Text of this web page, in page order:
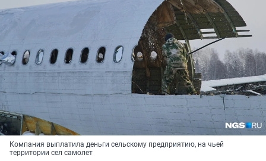
Компания выплатила деньги сельскому предприятию, на чьей
территории сел самолет